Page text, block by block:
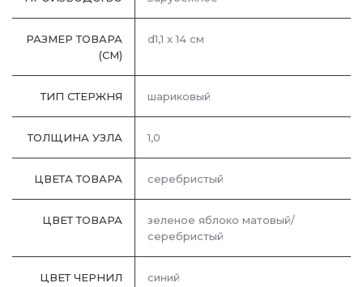
РАЗМЕР ТОВАРА
(СМ)
d1,1 х 14 см
ТИП СТЕРЖНЯ шариковый
ТОЛЩИНА УЗЛА 1,0
ЦВЕТА ТОВАРА серебристый
ЦВЕТ ТОВАРА
зеленое яблоко матовый/
серебристый
ЦВЕТ ЧЕРНИЛ синий